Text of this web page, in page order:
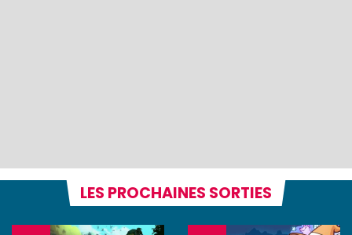
LES PROCHAINES SORTIES